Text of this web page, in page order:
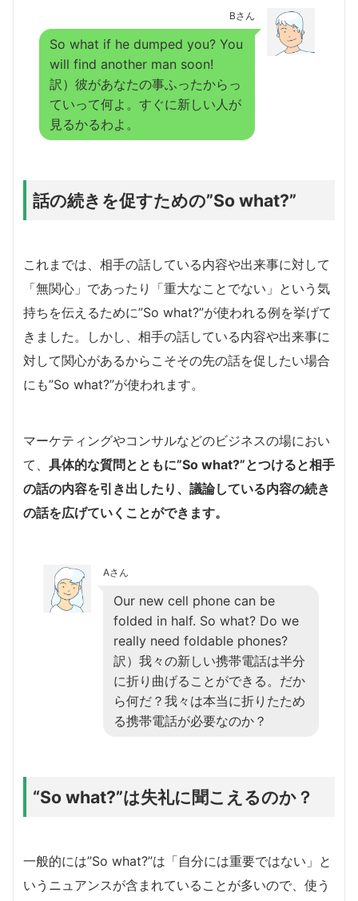
Bさん
So what if he dumped you? You
will find another man soon!
訳）彼があなたの事ふったからっ
ていって何よ。すぐに新しい人が
見るかるわよ。
話の続きを促すための”So what?”
これまでは、相手の話している内容や出来事に対して
「無関心」であったり「重大なことでない」という気
持ちを伝えるために”So what?”が使われる例を挙げて
きました。しかし、相手の話している内容や出来事に
対して関心があるからこそその先の話を促したい場合
にも”So what?”が使われます。
マーケティングやコンサルなどのビジネスの場におい
て、 具体的な質問とともに”So what?”とつけると相手
の話の内容を引き出したり、議論している内容の続き
の話を広げていくことができます。
Aさん
Our new cell phone can be
folded in half. So what? Do we
really need foldable phones?
訳）我々の新しい携帯電話は半分
に折り曲げることができる。だか
ら何だ？我々は本当に折りたため
る携帯電話が必要なのか？
“So what?”は失礼に聞こえるのか？
一般的には”So what?”は「自分には重要ではない」と
いうニュアンスが含まれていることが多いので、使う